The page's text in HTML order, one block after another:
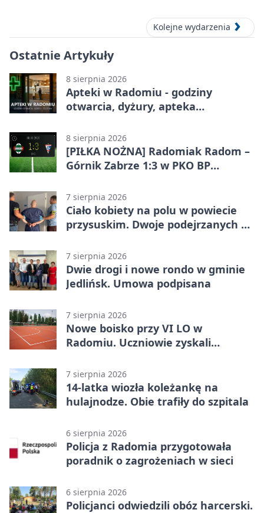
Kolejne wydarzenia
Ostatnie Artykuły
8 sierpnia 2026
Apteki w Radomiu - godziny
otwarcia, dyżury, apteka
8 sierpnia 2026
[PIŁKA NOŻNA] Radomiak Radom –
Górnik Zabrze 1:3 w PKO BP
golami pogrążył gospodarzy
7 sierpnia 2026
Ciało kobiety na polu w powiecie
przysuskim. Dwoje podejrzanych w
7 sierpnia 2026
Dwie drogi i nowe rondo w gminie
Jedlińsk. Umowa podpisana
7 sierpnia 2026
Nowe boisko przy VI LO w
Radomiu. Uczniowie zyskali
7 sierpnia 2026
14-latka wiozła koleżankę na
hulajnodze. Obie trafiły do szpitala
6 sierpnia 2026
Policja z Radomia przygotowała
poradnik o zagrożeniach w sieci
6 sierpnia 2026
Policjanci odwiedzili obóz harcerski.